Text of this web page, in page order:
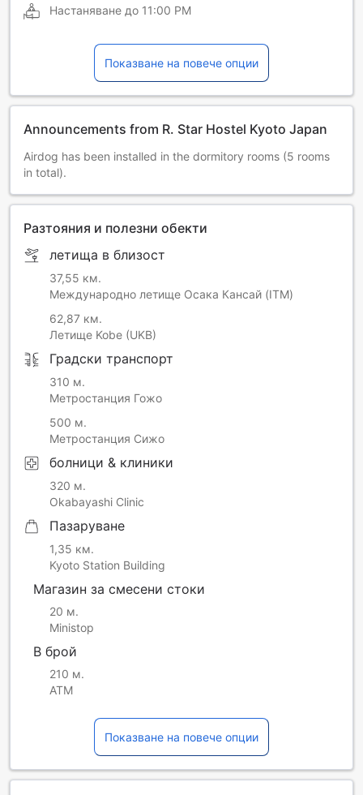
Настаняване до 11:00 PM
Показване на повече опции
Announcements from R. Star Hostel Kyoto Japan
Airdog has been installed in the dormitory rooms (5 rooms
in total).
Разтояния и полезни обекти
летища в близост
37,55 км.
Международно летище Осака Кансай (ITM)
62,87 км.
Летище Kobe (UKB)
Градски транспорт
310 м.
Метростанция Гожо
500 м.
Метростанция Сижо
болници & клиники
320 м.
Okabayashi Clinic
Пазаруване
1,35 км.
Kyoto Station Building
Магазин за смесени стоки
20 м.
Ministop
В брой
210 м.
ATM
Показване на повече опции